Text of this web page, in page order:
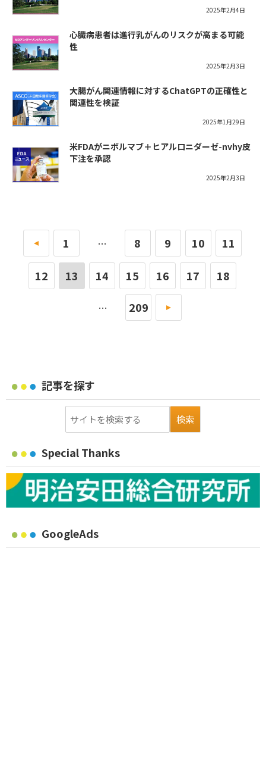
2025年2月4日
心臓病患者は進行乳がんのリスクが高まる可能
性
2025年2月3日
大腸がん関連情報に対するChatGPTの正確性と
関連性を検証
2025年1月29日
米FDAがニボルマブ＋ヒアルロニダーゼ-nvhy皮
下注を承認
2025年2月3日
« 1 … 8 9 10 11
12 13 14 15 16 17 18
… 209 »
記事を探す
Special Thanks
GoogleAds